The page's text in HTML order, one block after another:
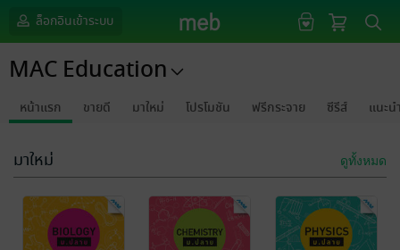
ล็อกอินเข้าระบบ
MAC Education
หน้าแรก ขายดี มาใหม่ โปรโมชัน ฟรีกระจาย ซีรีส์ แนะน
มาใหม่ ดูทั้งหมด